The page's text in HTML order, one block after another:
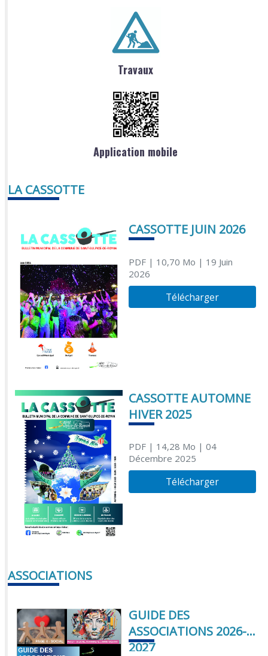
Travaux
Application mobile
LA CASSOTTE
CASSOTTE JUIN 2026
PDF| 10,70 Mo | 19 Juin
2026
Télécharger
CASSOTTE AUTOMNE
HIVER 2025
PDF| 14,28 Mo | 04
Décembre 2025
Télécharger
ASSOCIATIONS
GUIDE DES
ASSOCIATIONS 2026-
2027